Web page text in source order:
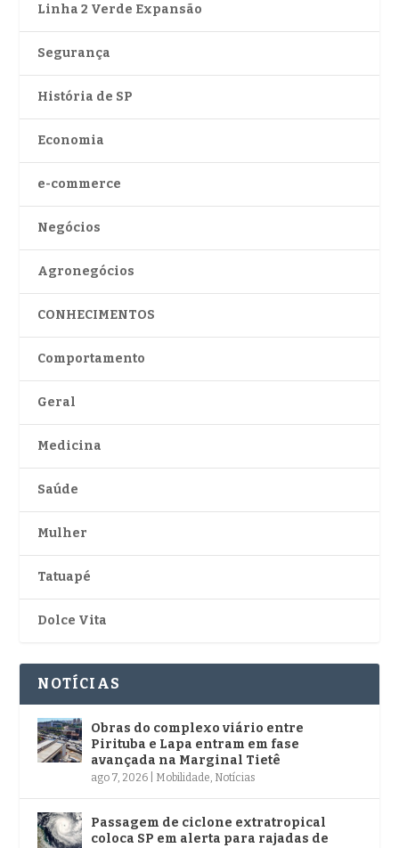
Linha 2 Verde Expansão
Segurança
História de SP
Economia
e-commerce
Negócios
Agronegócios
CONHECIMENTOS
Comportamento
Geral
Medicina
Saúde
Mulher
Tatuapé
Dolce Vita
NOTÍCIAS
Obras do complexo viário entre
Pirituba e Lapa entram em fase
avançada na Marginal Tietê
ago 7, 2026 Mobilidade Notícias
Passagem de ciclone extratropical
coloca SP em alerta para rajadas de